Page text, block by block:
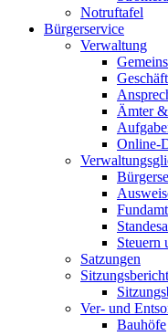
Notruftafel
Bürgerservice
Verwaltung
Ämter
Online-
Fundamt
Steuern
Satzungen
Ver- und
Bauhöfe